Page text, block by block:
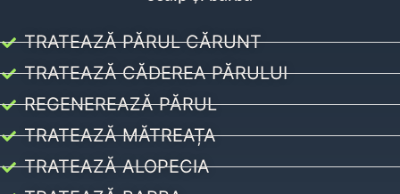
TRATEAZĂ PĂRUL CĂRUNT
TRATEAZĂ CĂDEREA PĂRULUI
REGENEREAZĂ PĂRUL
TRATEAZĂ MĂTREAȚA
TRATEAZĂ ALOPECIA